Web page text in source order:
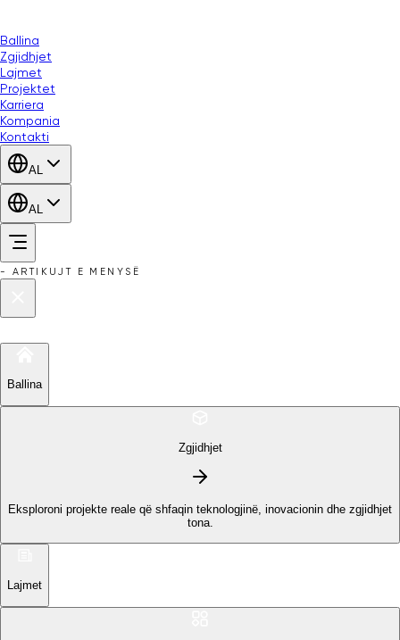
Ballina
Zgjidhjet
Lajmet
Projektet
Karriera
Kompania
Kontakti
AL
AL
- ARTIKUJT E MENYSË
Ballina
Zgjidhjet
Eksploroni projekte reale që shfaqin teknologjinë, inovacionin dhe zgjidhjet
tona.
Lajmet